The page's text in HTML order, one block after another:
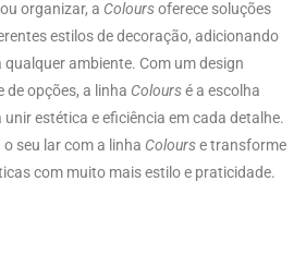
organizar, a Coloursoferece soluções
estilos de decoração, adicionando
ambiente. Com um design
de opções, a linha Coloursé a escolha
estética e eficiência em cada detalhe.
seu lar com a linha Colourse transforme
com muito mais estilo e praticidade.